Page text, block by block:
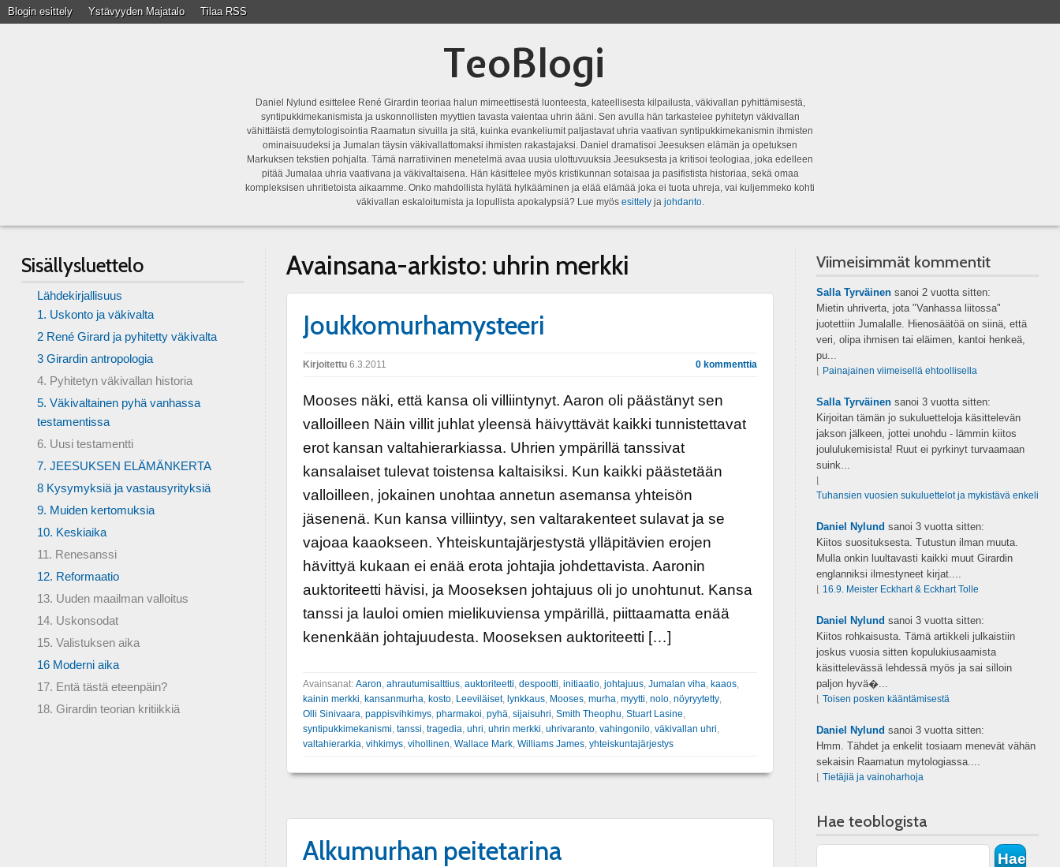
Blogin esittely Ystävyyden Majatalo Tilaa RSS
TeoBlogi
Daniel Nylund esittelee René Girardin teoriaa halun mimeettisestä luonteesta, kateellisesta kilpailusta, väkivallan pyhittämisestä,
syntipukkimekanismista ja uskonnollisten myyttien tavasta vaientaa uhrin ääni. Sen avulla hän tarkastelee pyhitetyn väkivallan
vähittäistä demytologisointia Raamatun sivuilla ja sitä, kuinka evankeliumit paljastavat uhria vaativan syntipukkimekanismin ihmisten
ominaisuudeksi ja Jumalan täysin väkivallattomaksi ihmisten rakastajaksi. Daniel dramatisoi Jeesuksen elämän ja opetuksen
Markuksen tekstien pohjalta. Tämä narratiivinen menetelmä avaa uusia ulottuvuuksia Jeesuksesta ja kritisoi teologiaa, joka edelleen
pitää Jumalaa uhria vaativana ja väkivaltaisena. Hän käsittelee myös kristikunnan sotaisaa ja pasifistista historiaa, sekä omaa
kompleksisen uhritietoista aikaamme. Onko mahdollista hylätä hylkääminen ja elää elämää joka ei tuota uhreja, vai kuljemmeko kohti
väkivallan eskaloitumista ja lopullista apokalypsiä? Lue myös esittelyja johdanto.
Avainsana-arkisto: uhrin merkki
Joukkomurhamysteeri
Kirjoitettu6.3.2011 0 kommenttia
Mooses näki, että kansa oli villiintynyt. Aaron oli päästänyt sen
valloilleen Näin villit juhlat yleensä häivyttävät kaikki tunnistettavat
erot kansan valtahierarkiassa. Uhrien ympärillä tanssivat
kansalaiset tulevat toistensa kaltaisiksi. Kun kaikki päästetään
valloilleen, jokainen unohtaa annetun asemansa yhteisön
jäsenenä. Kun kansa villiintyy, sen valtarakenteet sulavat ja se
vajoaa kaaokseen. Yhteiskuntajärjestystä ylläpitävien erojen
hävittyä kukaan ei enää erota johtajia johdettavista. Aaronin
auktoriteetti hävisi, ja Mooseksen johtajuus oli jo unohtunut. Kansa
tanssi ja lauloi omien mielikuviensa ympärillä, piittaamatta enää
kenenkään johtajuudesta. Mooseksen auktoriteetti […]
Avainsanat: Aaron ahrautumisalttius, auktoriteetti despootti initiaatio, johtajuus, Jumalan viha kaaos,
kainin merkki kansanmurha kosto, Leeviläiset, lynkkaus, Mooses, murha myytti nolo, nöyryytetty,
Olli Sinivaara pappisvihkimys, pharmakoi pyhä sijaisuhri Smith Theophu Stuart Lasine
syntipukkimekanismi tanssi tragedia uhri uhrin merkki uhrivaranto, vahingonilo, väkivallan uhri
valtahierarkia vihkimys, vihollinen Wallace Mark, Williams James, yhteiskuntajärjestys
Alkumurhan peitetarina
Sisällysluettelo
Lähdekirjallisuus
1. Uskonto ja väkivalta
2 René Girard ja pyhitetty väkivalta
3 Girardin antropologia
4. Pyhitetyn väkivallan historia
5. Väkivaltainen pyhä vanhassa
testamentissa
6. Uusi testamentti
7. JEESUKSEN ELÄMÄNKERTA
8 Kysymyksiä ja vastausyrityksiä
9. Muiden kertomuksia
10. Keskiaika
11. Renesanssi
12. Reformaatio
13. Uuden maailman valloitus
14. Uskonsodat
15. Valistuksen aika
16 Moderni aika
17. Entä tästä eteenpäin?
18. Girardin teorian kritiikkiä
Viimeisimmät kommentit
Salla Tyrväinensanoi 2 vuotta sitten:
Mietin uhriverta, jota "Vanhassa liitossa"
juotettiin Jumalalle. Hienosäätöä on siinä, että
veri, olipa ihmisen tai eläimen, kantoi henkeä,
pu...
Painajainen viimeisellä ehtoollisella
Salla Tyrväinensanoi 3 vuotta sitten:
Kirjoitan tämän jo sukuluetteloja käsittelevän
jakson jälkeen, jottei unohdu - lämmin kiitos
joululukemisista! Ruut ei pyrkinyt turvaamaan
suink...
Tuhansien vuosien sukuluettelot ja mykistävä enkeli
Daniel Nylund sanoi 3 vuotta sitten:
Kiitos suosituksesta. Tutustun ilman muuta.
Mulla onkin luultavasti kaikki muut Girardin
englanniksi ilmestyneet kirjat....
16.9. Meister Eckhart & Eckhart Tolle
Daniel Nylund sanoi 3 vuotta sitten:
Kiitos rohkaisusta. Tämä artikkeli julkaistiin
joskus vuosia sitten kopulukiusaamista
käsittelevässä lehdessä myös ja sai silloin
paljon hyvä�...
Toisen posken kääntämisestä
Daniel Nylund sanoi 3 vuotta sitten:
Hmm. Tähdet ja enkelit tosiaam menevät vähän
sekaisin Raamatun mytologiassa....
Tietäjiä ja vainoharhoja
Hae teoblogista